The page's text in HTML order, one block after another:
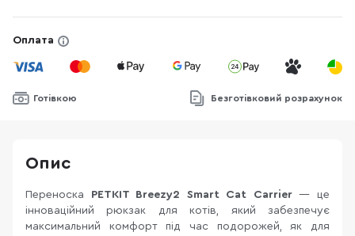
Оплата
Готівкою Безготівковий розрахунок
Опис
Переноска PETKIT Breezy2 Smart Cat Carrier— це
інноваційний рюкзак для котів, який забезпечує
максимальний комфорт під час подорожей, як для